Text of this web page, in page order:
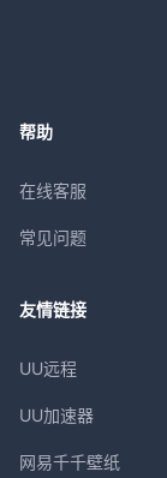
帮助
在线客服
常见问题
友情链接
UU远程
UU加速器
网易千千壁纸